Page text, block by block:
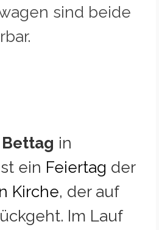
sind beide
in
ein Feiertag der
Kirche, der auf
Im Lauf